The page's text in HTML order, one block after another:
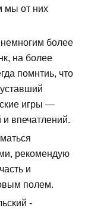
мы от них
немногим более
на более
помнтиь, что
игры —
впечатлений.
рекомендую
и
полем.
-